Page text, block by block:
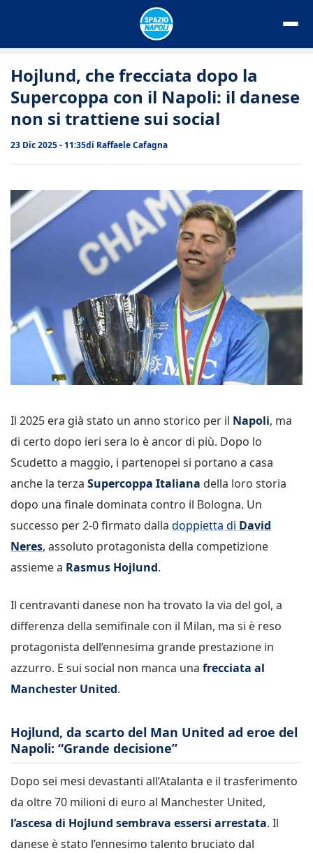
Hojlund, che frecciata dopo la
Supercoppa con il Napoli: il danese
non si trattiene sui social
23 Dic 2025 - 11:35di Raffaele Cafagna
Il 2025 era già stato un anno storico per il Napoli, ma
di certo dopo ieri sera lo è ancor di più. Dopo lo
Scudetto a maggio, i partenopei si portano a casa
anche la terza Supercoppa Italiana della loro storia
dopo una finale dominata contro il Bologna. Un
successo per 2-0 firmato dalla doppietta di David
Neres, assoluto protagonista della competizione
assieme a Rasmus Hojlund.
Il centravanti danese non ha trovato la via del gol, a
differenza della semifinale con il Milan, ma si è reso
protagonista dell’ennesima grande prestazione in
azzurro. E sui social non manca una frecciata al
Manchester United.
Hojlund, da scarto del Man United ad eroe del
Napoli: “Grande decisione”
Dopo sei mesi devastanti all’Atalanta e il trasferimento
da oltre 70 milioni di euro al Manchester United,
l’ascesa di Hojlund sembrava essersi arrestata. Il
danese è stato l’ennesimo talento bruciato dal